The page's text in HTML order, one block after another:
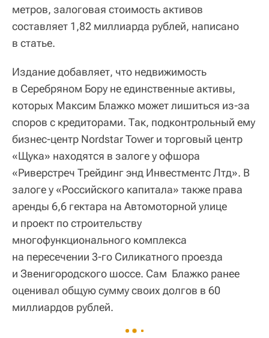
метров, залоговая стоимость активов
составляет 1,82 миллиарда рублей, написано
в статье.
Издание добавляет, что недвижимость
в Серебряном Бору не единственные активы,
которых Максим Блажко может лишиться из-за
споров с кредиторами. Так, подконтрольный ему
бизнес-центр Nordstar Tower и торговый центр
«Щука» находятся в залоге у офшора
«Риверстреч Трейдинг энд Инвестментс Лтд». В
залоге у «Российского капитала» также права
аренды 6,6 гектара на Автомоторной улице
и проект по строительству
многофункционального комплекса
на пересечении 3-го Силикатного проезда
и Звенигородского шоссе. Сам Блажко ранее
оценивал общую сумму своих долгов в 60
миллиардов рублей.